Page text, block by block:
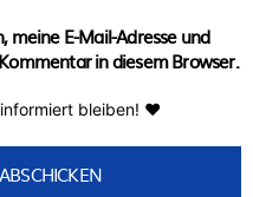
meine E-Mail-Adresse und
in diesem Browser.
bleiben! ♥